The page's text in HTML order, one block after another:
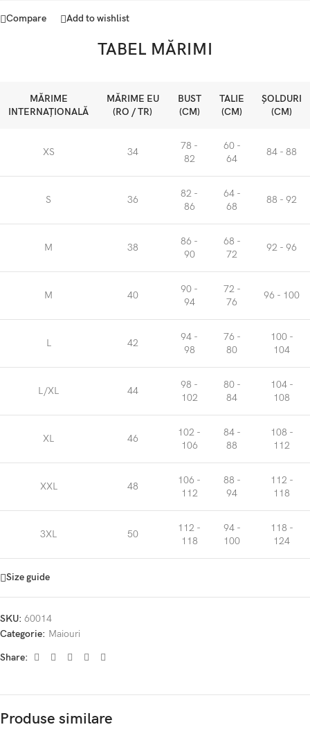
Compare Add to wishlist
TABEL MĂRIMI
MĂRIME
INTERNAȚIONALĂ
MĂRIME EU
(RO / TR)
BUST
(CM)
TALIE
(CM)
ȘOLDURI
(CM)
XS 34
78 -
82
60 -
64
84 - 88
S 36
82 -
86
64 -
68
88 - 92
M 38
86 -
90
68 -
72
92 - 96
M 40
90 -
94
72 -
76
96 - 100
L 42
94 -
98
76 -
80
100 -
104
L/XL 44
98 -
102
80 -
84
104 -
108
XL 46
102 -
106
84 -
88
108 -
112
XXL 48
106 -
112
88 -
94
112 -
118
3XL 50
112 -
118
94 -
100
118 -
124
Size guide
SKU: 60014
Categorie: Maiouri
Share:
Produse similare